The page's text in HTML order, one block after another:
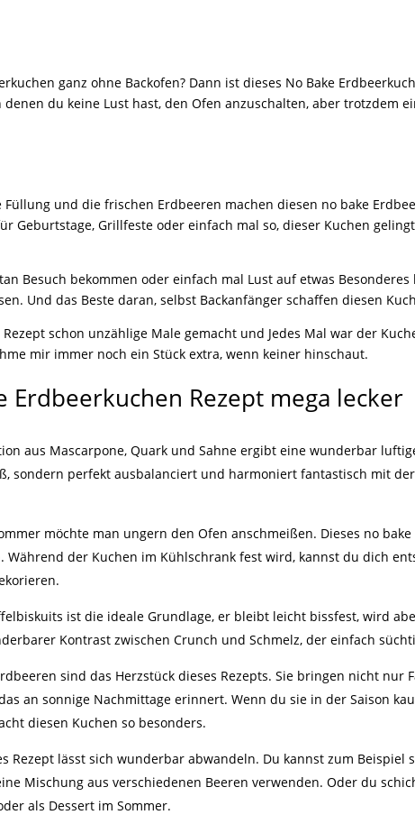
ganz ohne Backofen? Dann ist dieses No Bake
du keine Lust hast, den Ofen anzuschalten, aber trotzdem
und die frischen Erdbeeren machen diesen no bake
Geburtstage, Grillfeste oder einfach mal so, dieser Kuchen
Besuch bekommen oder einfach mal Lust auf etwas Besonderes
Und das Beste daran, selbst Backanfänger schaffen diesen
schon unzählige Male gemacht und Jedes Mal war der
mir immer noch ein Stück extra, wenn keiner hinschaut.
Erdbeerkuchen Rezept mega lecker
aus Mascarpone, Quark und Sahne ergibt eine wunderbar
sondern perfekt ausbalanciert und harmoniert fantastisch mit
möchte man ungern den Ofen anschmeißen. Dieses no
Während der Kuchen im Kühlschrank fest wird, kannst du dich
ist die ideale Grundlage, er bleibt leicht bissfest, wird
Kontrast zwischen Crunch und Schmelz, der einfach
sind das Herzstück dieses Rezepts. Sie bringen nicht nur
an sonnige Nachmittage erinnert. Wenn du sie in der Saison
diesen Kuchen so besonders.
Rezept lässt sich wunderbar abwandeln. Du kannst zum Beispiel
Mischung aus verschiedenen Beeren verwenden. Oder du
als Dessert im Sommer.